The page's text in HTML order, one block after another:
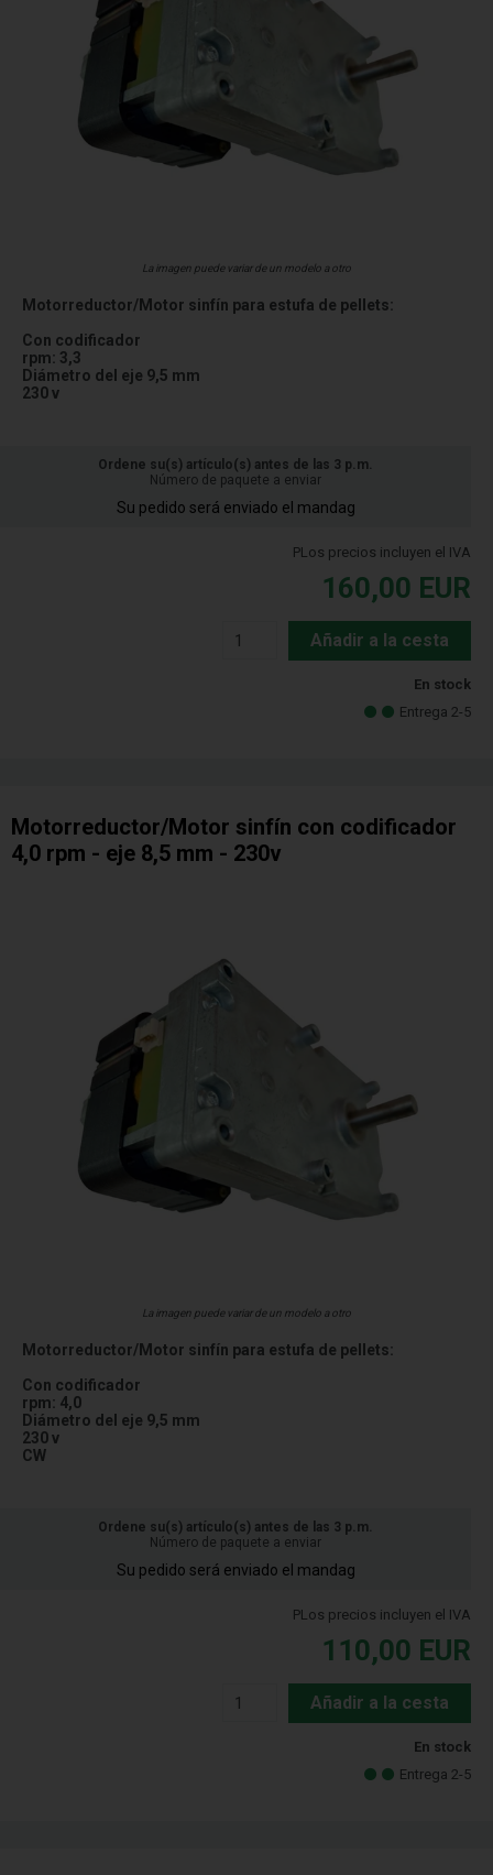
La imagen puede variar de un modelo a otro
Motorreductor/Motor sinfín para estufa de pellets:
Con codificador
rpm: 3,3
Diámetro del eje 9,5 mm
230 v
Ordene su(s) artículo(s) antes de las 3 p.m.
Número de paquete a enviar
Su pedido será enviado el mandag
PLos precios incluyen el IVA
160,00 EUR
Añadir a la cesta
En stock
Entrega 2-5
Motorreductor/Motor sinfín con codificador
4,0 rpm - eje 8,5 mm - 230v
La imagen puede variar de un modelo a otro
Motorreductor/Motor sinfín para estufa de pellets:
Con codificador
rpm: 4,0
Diámetro del eje 9,5 mm
230 v
CW
Ordene su(s) artículo(s) antes de las 3 p.m.
Número de paquete a enviar
Su pedido será enviado el mandag
PLos precios incluyen el IVA
110,00 EUR
Añadir a la cesta
En stock
Entrega 2-5